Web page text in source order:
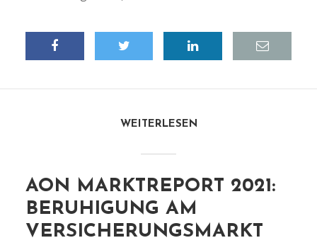
WEITERLESEN
AON MARKTREPORT 2021:
BERUHIGUNG AM
VERSICHERUNGSMARKT